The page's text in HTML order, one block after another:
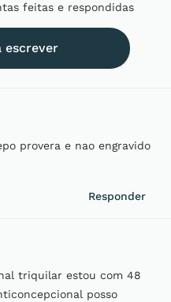
feitas e respondidas
escrever
provera e nao engravido
Responder
triquilar estou com 48
posso